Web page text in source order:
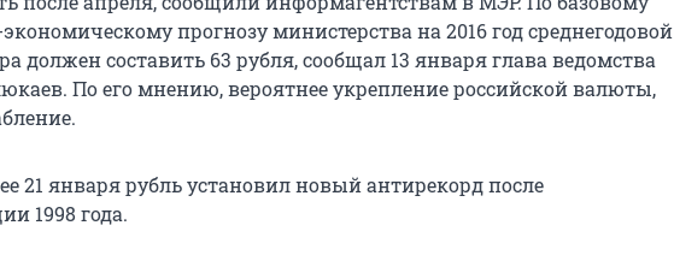
прогнозу министерства на 2016 год среднегодовой
должен составить 63 рубля, сообщал 13 января глава ведомства
По его мнению, вероятнее укрепление российской валюты,
21 января рубль установил новый антирекорд после
1998 года.